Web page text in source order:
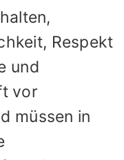
Respekt
und
vor
müssen in